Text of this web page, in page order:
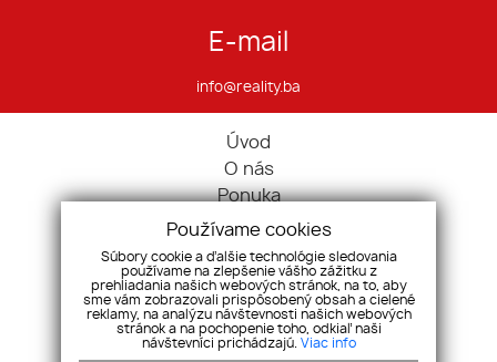
E-mail
info@reality.ba
Úvod
O nás
Ponuka
Pravidlá cookies
Ponúknite nám
Služby
Kontakt
Ochrana osobných údajov
Používame cookies
Súbory cookie a ďalšie technológie sledovania
používame na zlepšenie vášho zážitku z
prehliadania našich webových stránok, na to, aby
sme vám zobrazovali prispôsobený obsah a cielené
reklamy, na analýzu návštevnosti našich webových
stránok a na pochopenie toho, odkiaľ naši
návštevníci prichádzajú. Viac info